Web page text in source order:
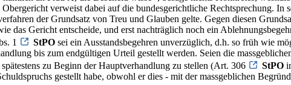
verweist dabei auf die bundesgerichtliche Rechtsprechung. In
der Grundsatz von Treu und Glauben gelte. Gegen diesen
das Gericht entscheide, und erst nachträglich noch ein
1
StPO sei ein Ausstandsbegehren unverzüglich, d.h. so früh wie
bis zum endgültigen Urteil gestellt werden. Seien die
zu Beginn der Hauptverhandlung zu stellen (Art. 306
StPO
gestellt habe, obwohl er dies - mit der massgeblichen